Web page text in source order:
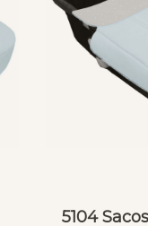
5104